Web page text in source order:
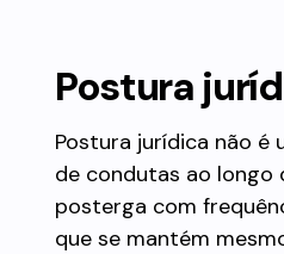
Postura
Postura jurídica não é
de condutas ao longo
posterga com
que se mantém